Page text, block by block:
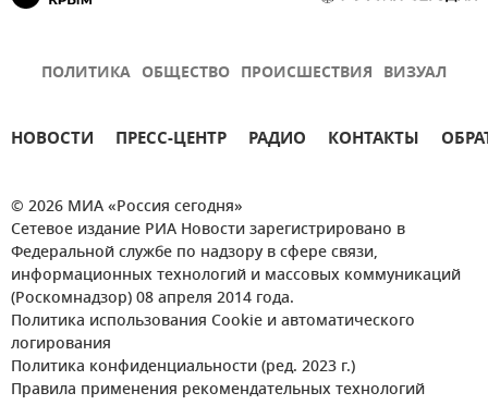
ПОЛИТИКА ОБЩЕСТВО ПРОИСШЕСТВИЯ ВИЗУАЛ
НОВОСТИ ПРЕСС-ЦЕНТР РАДИО КОНТАКТЫ
© 2026 МИА «Россия сегодня»
Сетевое издание РИА Новости зарегистрировано в
Федеральной службе по надзору в сфере связи,
информационных технологий и массовых коммуникаций
(Роскомнадзор) 08 апреля 2014 года.
Политика использования Cookie и автоматического
логирования
Политика конфиденциальности (ред. 2023 г.)
Правила применения рекомендательных технологий